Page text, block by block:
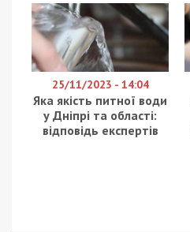
25/11/2023 - 14:04
Яка якість питної води
у Дніпрі та області:
відповідь експертів